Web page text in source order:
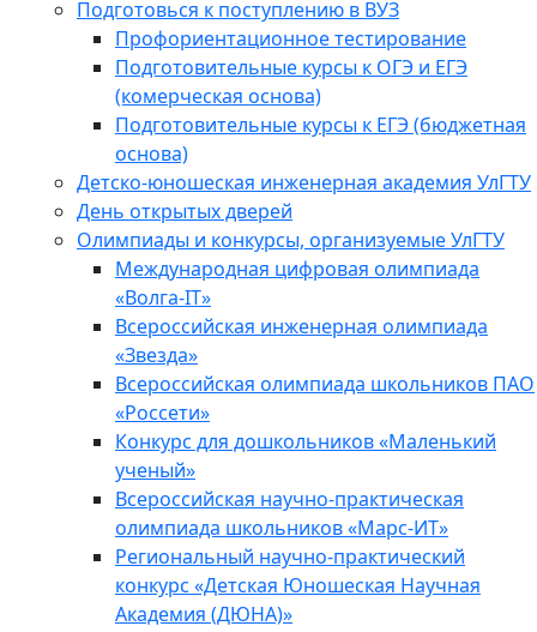
Подготовься к поступлению в ВУЗ
Профориентационное тестирование
Подготовительные курсы к ОГЭ и ЕГЭ
(комерческая основа)
Подготовительные курсы к ЕГЭ (бюджетная
основа)
Детско-юношеская инженерная академия УлГТУ
День открытых дверей
Олимпиады и конкурсы, организуемые УлГТУ
Международная цифровая олимпиада
«Волга-IT»
Всероссийская инженерная олимпиада
«Звезда»
Всероссийская олимпиада школьников ПАО
«Россети»
Конкурс для дошкольников «Маленький
ученый»
Всероссийская научно-практическая
олимпиада школьников «Марс-ИТ»
Региональный научно-практический
конкурс «Детская Юношеская Научная
Академия (ДЮНА)»